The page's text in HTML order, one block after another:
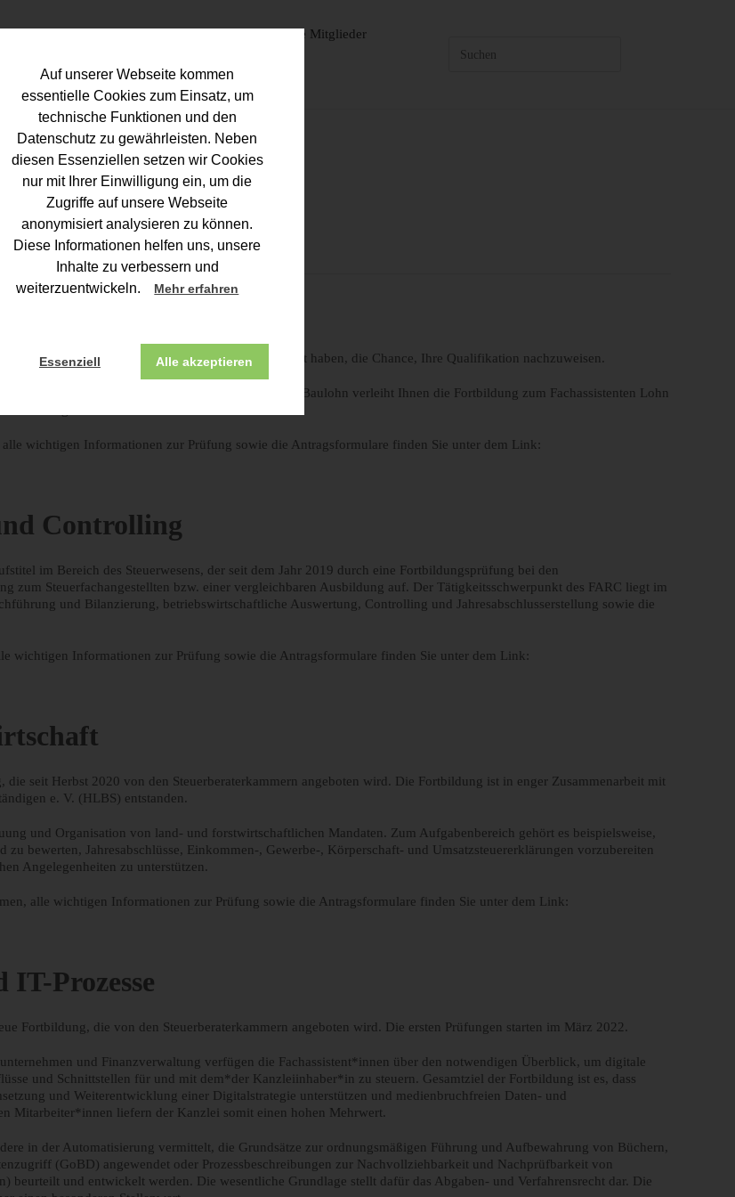
Auf unserer Webseite kommen
essentielle Cookies zum Einsatz, um
technische Funktionen und den
Datenschutz zu gewährleisten. Neben
diesen Essenziellen setzen wir Cookies
nur mit Ihrer Einwilligung ein, um die
Zugriffe auf unsere Webseite
anonymisiert analysieren zu können.
Diese Informationen helfen uns, unsere
Inhalte zu verbessern und
weiterzuentwickeln.
Mehr erfahren
Essenziell Alle akzeptieren
Unsere Mitglieder
die sich auf den Lohnbereich spezialisiert haben, die Chance, Ihre Qualifikation nachzuweisen.
in Spezialgebieten der Lohnbuchführung wie u. a. Baulohn verleiht Ihnen die Fortbildung zum Fachassistenten Lohn
hinausgeht.
wichtigen Informationen zur Prüfung sowie die Antragsformulare finden Sie unter dem Link:
Controlling
im Bereich des Steuerwesens, der seit dem Jahr 2019 durch eine Fortbildungsprüfung bei den
zum Steuerfachangestellten bzw. einer vergleichbaren Ausbildung auf. Der Tätigkeitsschwerpunkt des FARC liegt im
und Bilanzierung, betriebswirtschaftliche Auswertung, Controlling und Jahresabschlusserstellung sowie die
wichtigen Informationen zur Prüfung sowie die Antragsformulare finden Sie unter dem Link:
seit Herbst 2020 von den Steuerberaterkammern angeboten wird. Die Fortbildung ist in enger Zusammenarbeit mit
e. V. (HLBS) entstanden.
und Organisation von land- und forstwirtschaftlichen Mandaten. Zum Aufgabenbereich gehört es beispielsweise,
bewerten, Jahresabschlüsse, Einkommen-, Gewerbe-, Körperschaft- und Umsatzsteuererklärungen vorzubereiten
Angelegenheiten zu unterstützen.
alle wichtigen Informationen zur Prüfung sowie die Antragsformulare finden Sie unter dem Link:
Prozesse
Fortbildung, die von den Steuerberaterkammern angeboten wird. Die ersten Prüfungen starten im März 2022.
und Finanzverwaltung verfügen die Fachassistent*innen über den notwendigen Überblick, um digitale
und Schnittstellen für und mit dem*der Kanzleiinhaber*in zu steuern. Gesamtziel der Fortbildung ist es, dass
und Weiterentwicklung einer Digitalstrategie unterstützen und medienbruchfreien Daten- und
Mitarbeiter*innen liefern der Kanzlei somit einen hohen Mehrwert.
in der Automatisierung vermittelt, die Grundsätze zur ordnungsmäßigen Führung und Aufbewahrung von Büchern,
(GoBD) angewendet oder Prozessbeschreibungen zur Nachvollziehbarkeit und Nachprüfbarkeit von
beurteilt und entwickelt werden. Die wesentliche Grundlage stellt dafür das Abgaben- und Verfahrensrecht dar. Die